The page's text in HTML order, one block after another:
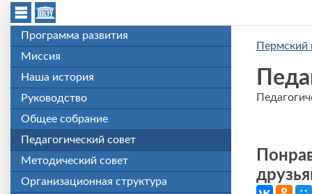
Перейти к основному содержанию
Программа развития
Миссия
Наша история
Руководство
Общее собрание
Педагогический совет
Методический совет
Организационная структура
Пермский